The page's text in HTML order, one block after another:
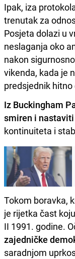
Ipak, iza
trenutak za
Posjeta dolazi u
neslaganja oko
nakon
vikenda, kada je
predsjednik
Iz Buckingham
smiren i
kontinuiteta i
Tokom boravka,
je rijetka čast
II 1991. godine.
zajedničke
saradnjom